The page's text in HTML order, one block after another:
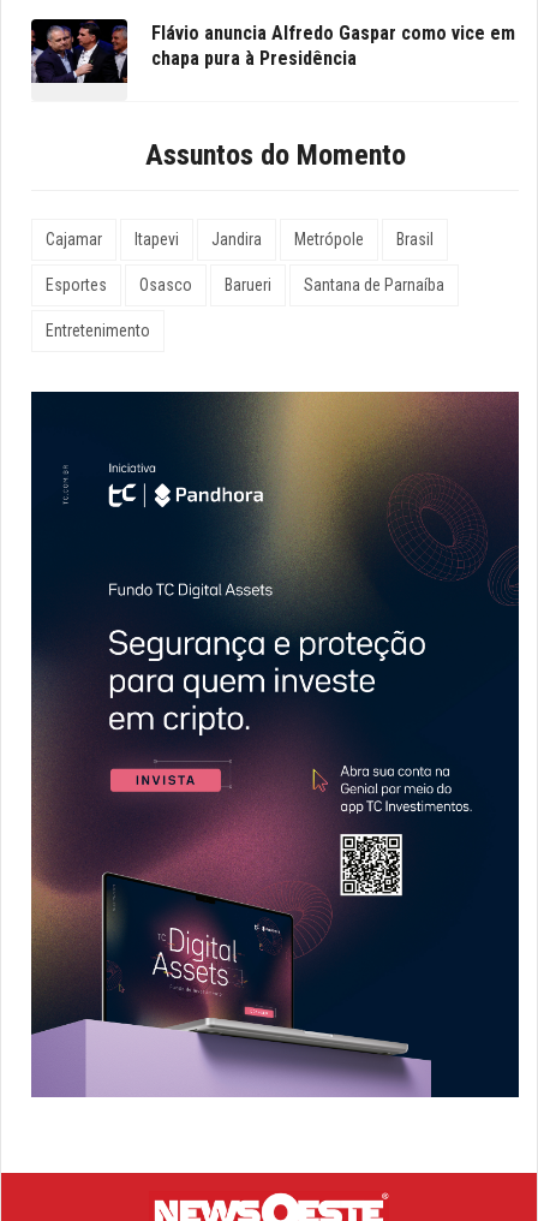
Flávio anuncia Alfredo Gaspar como vice em
chapa pura à Presidência
Assuntos do Momento
Cajamar Itapevi Jandira Metrópole Brasil
Esportes Osasco Barueri Santana de Parnaíba
Entretenimento